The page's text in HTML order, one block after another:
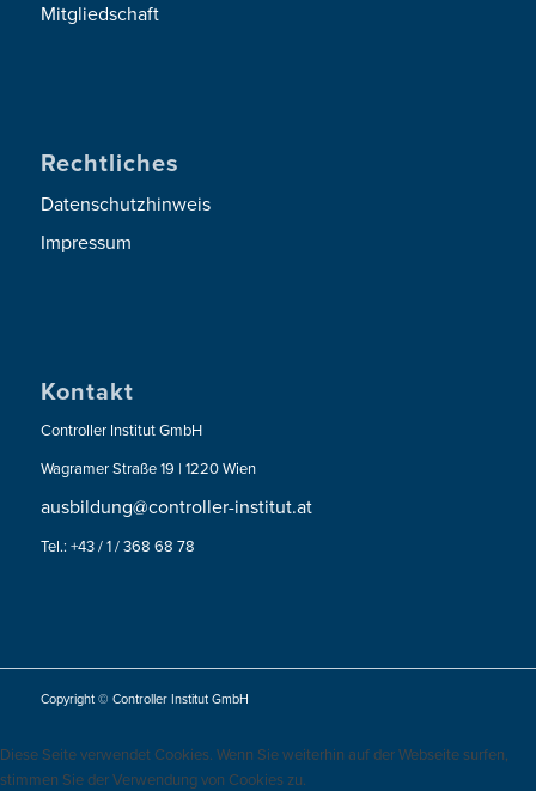
Mitgliedschaft
Rechtliches
Datenschutzhinweis
Impressum
Kontakt
Controller Institut GmbH
Wagramer Straße 19 | 1220 Wien
ausbildung@controller-institut.at
Tel.: +43 / 1 / 368 68 78
Copyright © Controller Institut GmbH
Diese Seite verwendet Cookies. Wenn Sie weiterhin auf der Webseite surfen,
stimmen Sie der Verwendung von Cookies zu.